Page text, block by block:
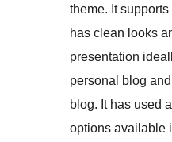
theme. It
has clean looks
presentation
personal blog
blog. It has used
options available